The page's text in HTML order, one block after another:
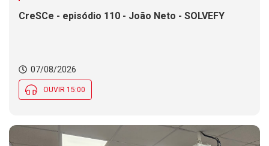
CreSCe - episódio 110 - João Neto - SOLVEFY
07/08/2026
OUVIR 15:00